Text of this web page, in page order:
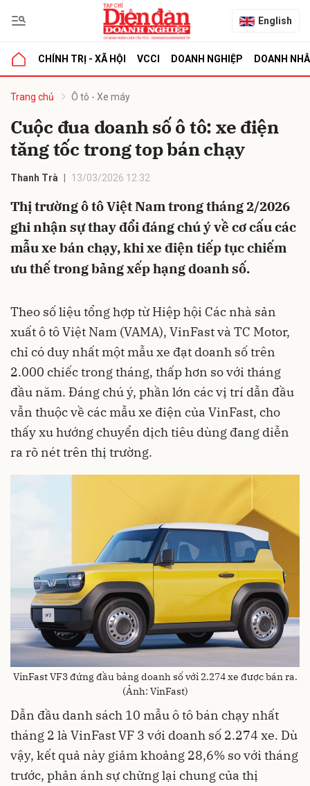
English
CHÍNH TRỊ - XÃ HỘI VCCI DOANH NGHIỆP DOANH
Trang chủ Ô tô - Xe máy
Cuộc đua doanh số ô tô: xe điện
tăng tốc trong top bán chạy
Thanh Trà 13/03/2026 12:32
Thị trường ô tô Việt Nam trong tháng 2/2026
ghi nhận sự thay đổi đáng chú ý về cơ cấu các
mẫu xe bán chạy, khi xe điện tiếp tục chiếm
ưu thế trong bảng xếp hạng doanh số.
Theo số liệu tổng hợp từ Hiệp hội Các nhà sản
xuất ô tô Việt Nam (VAMA), VinFast và TC Motor,
chỉ có duy nhất một mẫu xe đạt doanh số trên
2.000 chiếc trong tháng, thấp hơn so với tháng
đầu năm. Đáng chú ý, phần lớn các vị trí dẫn đầu
vẫn thuộc về các mẫu xe điện của VinFast, cho
thấy xu hướng chuyển dịch tiêu dùng đang diễn
ra rõ nét trên thị trường.
VinFast VF3 đứng đầu bảng doanh số với 2.274 xe được bán ra.
(Ảnh: VinFast)
Dẫn đầu danh sách 10 mẫu ô tô bán chạy nhất
tháng 2 là VinFast VF 3 với doanh số 2.274 xe. Dù
vậy, kết quả này giảm khoảng 28,6% so với tháng
trước, phản ánh sự chững lại chung của thị
luận
Hủy